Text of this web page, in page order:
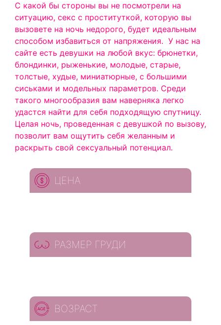
С какой бы стороны вы не посмотрели на
ситуацию, секс с проституткой, которую вы
вызовете на ночь недорого, будет идеальным
способом избавиться от напряжения. У нас на
сайте есть девушки на любой вкус: брюнетки,
блондинки, рыженькие, молодые, старые,
толстые, худые, миниатюрные, с большими
сиськами и модельных параметров. Среди
такого многообразия вам наверняка легко
удастся найти для себя подходящую спутницу.
Целая ночь, проведенная с девушкой по вызову,
позволит вам ощутить себя желанным и
раскрыть свой сексуальный потенциал.
ЦЕНА
РАЗМЕР ГРУДИ
ВОЗРАСТ